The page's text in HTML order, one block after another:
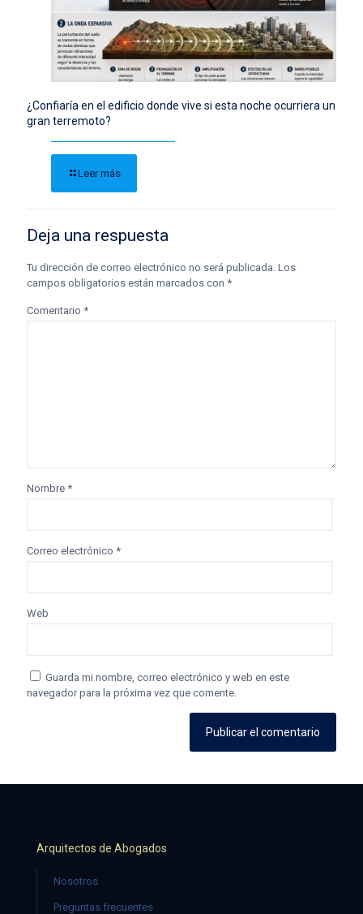
¿Confiaría en el edificio donde vive si esta noche ocurriera un
gran terremoto?
Leer más
Deja una respuesta
Tu dirección de correo electrónico no será publicada. Los
campos obligatorios están marcados con *
Comentario *
Nombre *
Correo electrónico *
Web
Guarda mi nombre, correo electrónico y web en este
navegador para la próxima vez que comente.
Arquitectos de Abogados
Nosotros
Preguntas frecuentes